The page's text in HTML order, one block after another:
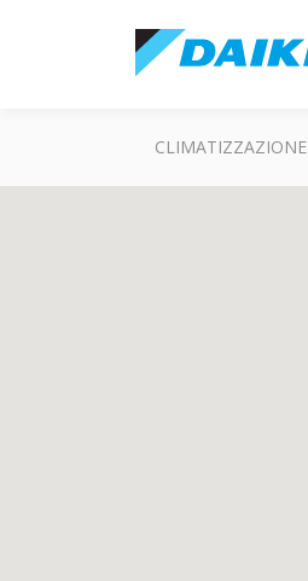
CLIMATIZZAZIONE